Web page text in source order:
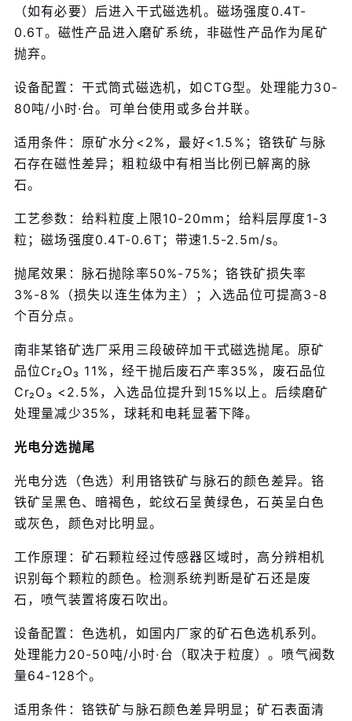
（如有必要）后进入干式磁选机。磁场强度0.4T-
0.6T。磁性产品进入磨矿系统，非磁性产品作为尾矿
抛弃。
设备配置：干式筒式磁选机，如CTG型。处理能力30-
80吨/小时·台。可单台使用或多台并联。
适用条件：原矿水分<2%，最好<1.5%；铬铁矿与脉
石存在磁性差异；粗粒级中有相当比例已解离的脉
石。
工艺参数：给料粒度上限10-20mm；给料层厚度1-3
粒；磁场强度0.4T-0.6T；带速1.5-2.5m/s。
抛尾效果：脉石抛除率50%-75%；铬铁矿损失率
3%-8%（损失以连生体为主）；入选品位可提高3-8
个百分点。
南非某铬矿选厂采用三段破碎加干式磁选抛尾。原矿
品位Cr₂O₃ 11%，经干抛后废石产率35%，废石品位
Cr₂O₃ <2.5%，入选品位提升到15%以上。后续磨矿
处理量减少35%，球耗和电耗显著下降。
光电分选抛尾
光电分选（色选）利用铬铁矿与脉石的颜色差异。铬
铁矿呈黑色、暗褐色，蛇纹石呈黄绿色，石英呈白色
或灰色，颜色对比明显。
工作原理：矿石颗粒经过传感器区域时，高分辨相机
识别每个颗粒的颜色。检测系统判断是矿石还是废
石，喷气装置将废石吹出。
设备配置：色选机，如国内厂家的矿石色选机系列。
处理能力20-50吨/小时·台（取决于粒度）。喷气阀数
量64-128个。
适用条件：铬铁矿与脉石颜色差异明显；矿石表面清